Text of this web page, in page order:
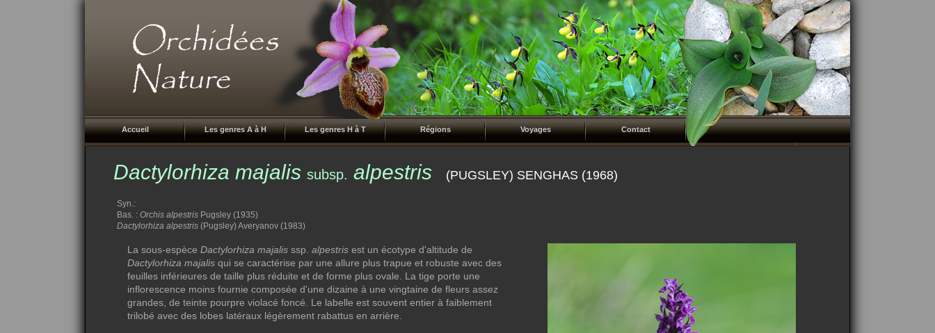
Accueil Les genres A à H Les genres H à T Régions Voyages Contact
Dactylorhiza majalis subsp. alpestris (PUGSLEY) SENGHAS (1968)
Syn.:
Bas. : Orchis alpestris Pugsley (1935)
Dactylorhiza alpestris (Pugsley) Averyanov (1983)
La sous-espèce Dactylorhiza majalis ssp. alpestris est un écotype d'altitude de
Dactylorhiza majalis qui se caractérise par une allure plus trapue et robuste avec des
feuilles inférieures de taille plus réduite et de forme plus ovale. La tige porte une
inflorescence moins fournie composée d'une dizaine à une vingtaine de fleurs assez
grandes, de teinte pourpre violacé foncé. Le labelle est souvent entier à faiblement
trilobé avec des lobes latéraux légèrement rabattus en arrière.